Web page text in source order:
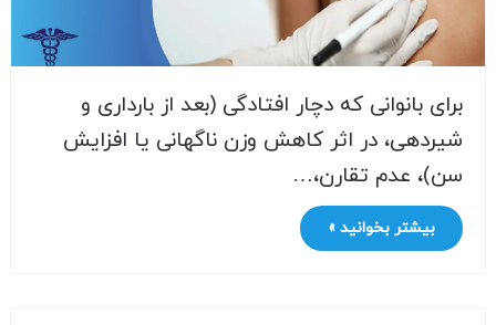
برای بانوانی که دچار افتادگی (بعد از بارداری و
شیردهی، در اثر کاهش وزن ناگهانی یا افزایش
سن)، عدم تقارن،…
بیشتر بخوانید »